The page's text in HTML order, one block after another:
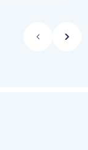
Стрелка